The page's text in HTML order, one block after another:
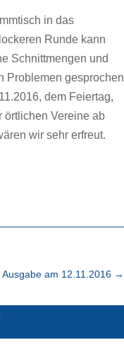
in das
Runde kann
Schnittmengen und
Problemen gesprochen
dem Feiertag,
örtlichen Vereine ab
wir sehr erfreut.
Ausgabe am 12.11.2016 →